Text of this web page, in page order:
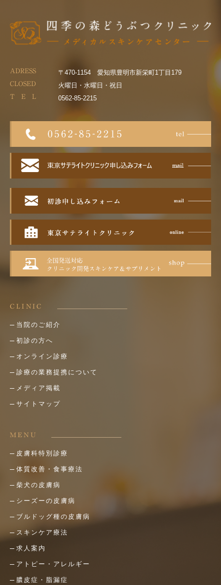
ADRESS 〒470-1154 愛知県豊明市新栄町1丁目179
CLOSED 火曜日・水曜日・祝日
T E L 0562-85-2215
CLINIC
当院のご紹介
初診の方へ
オンライン診療
診療の業務提携について
メディア掲載
サイトマップ
MENU
皮膚科特別診療
体質改善・食事療法
柴犬の皮膚病
シーズーの皮膚病
ブルドッグ種の皮膚病
スキンケア療法
求人案内
アトピー・アレルギー
膿皮症・脂漏症